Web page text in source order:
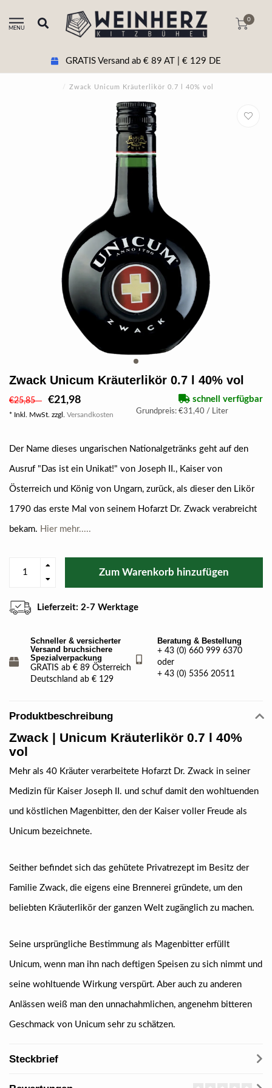
MENU
0
GRATIS Versand ab € 89 AT | € 129 DE
/ Zwack Unicum Kräuterlikör 0.7 l 40% vol
Zwack Unicum Kräuterlikör 0.7 l 40% vol
€25,85 €21,98
* Inkl. MwSt. zzgl. Versandkosten
schnell verfügbar
Grundpreis: €31,40 / Liter
Der Name dieses ungarischen Nationalgetränks geht auf den
Ausruf "Das ist ein Unikat!" von Joseph II., Kaiser von
Österreich und König von Ungarn, zurück, als dieser den Likör
1790 das erste Mal von seinem Hofarzt Dr. Zwack verabreicht
bekam. Hier mehr.....
Zum Warenkorb hinzufügen
Lieferzeit: 2-7 Werktage
Schneller & versicherter
Versand bruchsichere
Spezialverpackung
GRATIS ab € 89 Österreich
Deutschland ab € 129
Beratung & Bestellung
+ 43 (0) 660 999 6370
oder
+ 43 (0) 5356 20511
Produktbeschreibung
Zwack | Unicum Kräuterlikör 0.7 l 40%
vol
Mehr als 40 Kräuter verarbeitete Hofarzt Dr. Zwack in seiner
Medizin für Kaiser Joseph II. und schuf damit den wohltuenden
und köstlichen Magenbitter, den der Kaiser voller Freude als
Unicum bezeichnete.
Seither befindet sich das gehütete Privatrezept im Besitz der
Familie Zwack, die eigens eine Brennerei gründete, um den
beliebten Kräuterlikör der ganzen Welt zugänglich zu machen.
Seine ursprüngliche Bestimmung als Magenbitter erfüllt
Unicum, wenn man ihn nach deftigen Speisen zu sich nimmt und
seine wohltuende Wirkung verspürt. Aber auch zu anderen
Anlässen weiß man den unnachahmlichen, angenehm bitteren
Geschmack von Unicum sehr zu schätzen.
Steckbrief